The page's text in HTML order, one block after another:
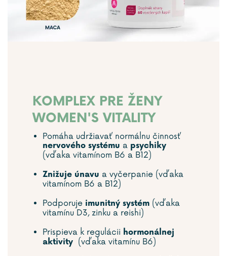
KOMPLEX PRE ŽENY
WOMEN'S VITALITY
Pomáha udržiavať normálnu činnosť
nervového systému a psychiky
(vďaka vitamínom B6 a B12)
Znižuje únavu a vyčerpanie (vďaka
vitamínom B6 a B12)
Podporuje imunitný systém (vďaka
vitamínu D3, zinku a reishi)
Prispieva k regulácii hormonálnej
aktivity (vďaka vitamínu B6)